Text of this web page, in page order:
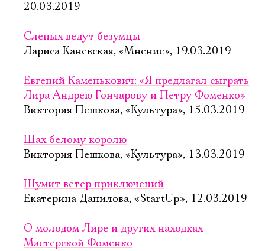
20.03.2019
Слепых ведут безумцы
Лариса Каневская, «Мнение», 19.03.2019
Евгений Каменькович: «Я предлагал сыграть
Лира Андрею Гончарову и Петру Фоменко»
Виктория Пешкова, «Культура», 15.03.2019
Шах белому королю
Виктория Пешкова, «Культура», 13.03.2019
Шумит ветер приключений
Екатерина Данилова, «StartUp», 12.03.2019
О молодом Лире и других находках
Мастерской Фоменко